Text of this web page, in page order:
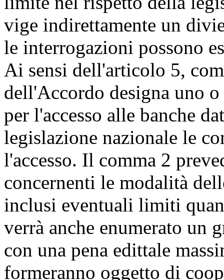
vige indirettamente un
le interrogazioni possono
Ai sensi dell'articolo 5,
dell'Accordo designa uno
per l'accesso alle banche
legislazione nazionale le
l'accesso. Il comma 2
concernenti le modalità
inclusi eventuali limiti
verrà anche enumerato un
con una pena edittale
formeranno oggetto di